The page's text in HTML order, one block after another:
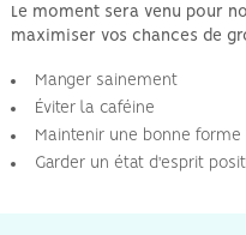
Le moment sera venu pour
maximiser vos chances de
Manger sainement
Éviter la caféine
Maintenir une bonne forme
Garder un état d'esprit